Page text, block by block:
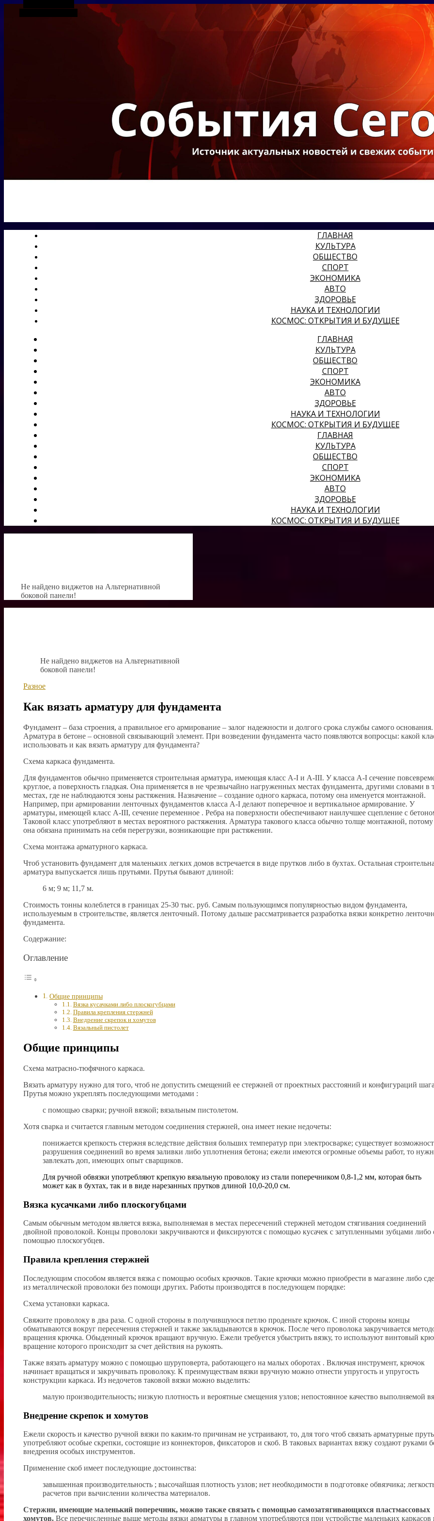
Боковая панель
ГЛАВНАЯ
КУЛЬТУРА
ОБЩЕСТВО
СПОРТ
ЭКОНОМИКА
АВТО
ЗДОРОВЬЕ
НАУКА И ТЕХНОЛОГИИ
КОСМОС: ОТКРЫТИЯ И БУДУЩЕЕ
ГЛАВНАЯ
КУЛЬТУРА
ОБЩЕСТВО
СПОРТ
ЭКОНОМИКА
АВТО
ЗДОРОВЬЕ
НАУКА И ТЕХНОЛОГИИ
КОСМОС: ОТКРЫТИЯ И БУДУЩЕЕ
ГЛАВНАЯ
КУЛЬТУРА
ОБЩЕСТВО
СПОРТ
ЭКОНОМИКА
АВТО
ЗДОРОВЬЕ
НАУКА И ТЕХНОЛОГИИ
КОСМОС: ОТКРЫТИЯ И БУДУЩЕЕ
Не найдено виджетов на Альтернативной
боковой панели!
Не найдено виджетов на Альтернативной
боковой панели!
Разное
Как вязать арматуру для фундамента
Фундамент – база строения, а правильное его армирование – залог надежности и долгого срока службы самого основания.
Арматура в бетоне – основной связывающий элемент. При возведении фундамента часто появляются вопросцы: какой
использовать и как вязать арматуру для фундамента?
Схема каркаса фундамента.
Для фундаментов обычно применяется строительная арматура, имеющая класс A-I и A-III. У класса A-I сечение
круглое, а поверхность гладкая. Она применяется в не чрезвычайно нагруженных местах фундамента, другими словами в
местах, где не наблюдаются зоны растяжения. Назначение – создание одного каркаса, потому она именуется монтажной.
Например, при армировании ленточных фундаментов класса A-I делают поперечное и вертикальное армирование. У
арматуры, имеющей класс A-III, сечение переменное . Ребра на поверхности обеспечивают наилучшее сцепление с
Таковой класс употребляют в местах вероятного растяжения. Арматура такового класса обычно толще монтажной,
она обязана принимать на себя перегрузки, возникающие при растяжении.
Схема монтажа арматурного каркаса.
Чтоб установить фундамент для маленьких легких домов встречается в виде прутков либо в бухтах. Остальная
арматура выпускается лишь прутьями. Прутья бывают длиной:
6 м; 9 м; 11,7 м.
Стоимость тонны колеблется в границах 25-30 тыс. руб. Самым пользующимся популярностью видом фундамента,
используемым в строительстве, является ленточный. Потому дальше рассматривается разработка вязки конкретно
фундамента.
Содержание:
Оглавление
Общие принципы
Вязка кусачками либо плоскогубцами
Правила крепления стержней
Внедрение скрепок и хомутов
Вязальный пистолет
Общие принципы
Схема матрасно-тюфячного каркаса.
Вязать арматуру нужно для того, чтоб не допустить смещений ее стержней от проектных расстояний и конфигураций
Прутья можно укреплять последующими методами :
с помощью сварки; ручной вязкой; вязальным пистолетом.
Хотя сварка и считается главным методом соединения стержней, она имеет некие недочеты:
понижается крепкость стержня вследствие действия больших температур при электросварке; существует
разрушения соединений во время заливки либо уплотнения бетона; ежели имеются огромные объемы работ, то
завлекать доп, имеющих опыт сварщиков.
Для ручной обвязки употребляют крепкую вязальную проволоку из стали поперечником 0,8-1,2 мм, которая быть
может как в бухтах, так и в виде нарезанных прутков длиной 10,0-20,0 см.
Вязка кусачками либо плоскогубцами
Самым обычным методом является вязка, выполняемая в местах пересечений стержней методом стягивания соединений
двойной проволокой. Концы проволоки закручиваются и фиксируются с помощью кусачек с затупленными зубцами либо
помощью плоскогубцев.
Правила крепления стержней
Последующим способом является вязка с помощью особых крючков. Такие крючки можно приобрести в магазине либо
из металлической проволоки без помощи других. Работы производятся в последующем порядке:
Схема установки каркаса.
Свяжите проволоку в два раза. С одной стороны в получившуюся петлю проденьте крючок. С иной стороны концы
обматываются вокруг пересечения стержней и также закладываются в крючок. После чего проволока закручивается
вращения крючка. Обыденный крючок вращают вручную. Ежели требуется убыстрить вязку, то используют винтовый
вращение которого происходит за счет действия на рукоять.
Также вязать арматуру можно с помощью шуруповерта, работающего на малых оборотах . Включая инструмент, крючок
начинает вращаться и закручивать проволоку. К преимуществам вязки вручную можно отнести упругость и упругость
конструкции каркаса. Из недочетов таковой вязки можно выделить:
малую производительность; низкую плотность и вероятные смещения узлов; непостоянное качество выполняемой
Внедрение скрепок и хомутов
Ежели скорость и качество ручной вязки по каким-то причинам не устраивают, то, для того чтоб связать арматурные
употребляют особые скрепки, состоящие из коннекторов, фиксаторов и скоб. В таковых вариантах вязку создают руками
внедрения особых инструментов.
Применение скоб имеет последующие достоинства:
завышенная производительность ; высочайшая плотность узлов; нет необходимости в подготовке обвязчика;
расчетов при вычислении количества материалов.
Стержни, имеющие маленький поперечник, можно также связать с помощью самозатягивающихся пластмассовых
хомутов. Все перечисленные выше методы вязки арматуры в главном употребляются при устройстве маленьких каркасов